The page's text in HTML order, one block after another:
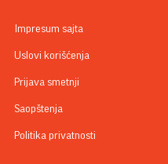
Impresum sajta
Uslovi korišćenja
Prijava smetnji
Saopštenja
Politika privatnosti